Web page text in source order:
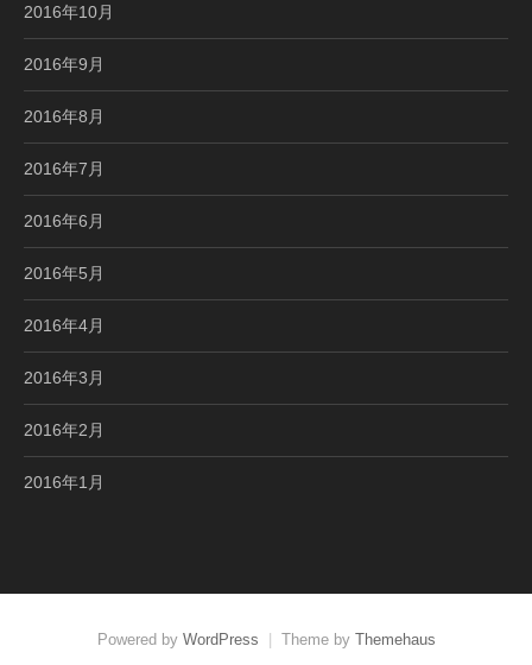
2016年10月
2016年9月
2016年8月
2016年7月
2016年6月
2016年5月
2016年4月
2016年3月
2016年2月
2016年1月
Powered by WordPress Theme by Themehaus